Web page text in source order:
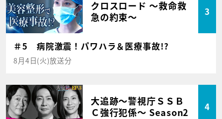
クロスロード ～救命救
急の約束～
3
＃5 病院激震！パワハラ＆医療事故!?
8月4日(火)放送分
大追跡～警視庁ＳＳＢ
Ｃ強行犯係～ Season2
4